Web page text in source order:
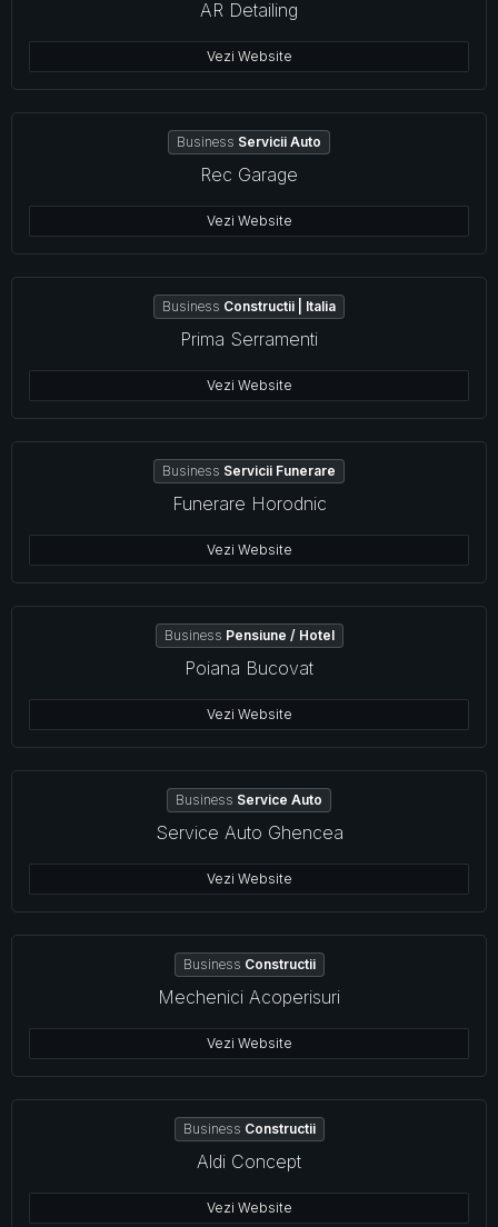
AR Detailing
Vezi Website
Business Servicii Auto
Rec Garage
Vezi Website
Business Constructii | Italia
Prima Serramenti
Vezi Website
Business Servicii Funerare
Funerare Horodnic
Vezi Website
Business Pensiune / Hotel
Poiana Bucovat
Vezi Website
Business Service Auto
Service Auto Ghencea
Vezi Website
Business Constructii
Mechenici Acoperisuri
Vezi Website
Business Constructii
Aldi Concept
Vezi Website